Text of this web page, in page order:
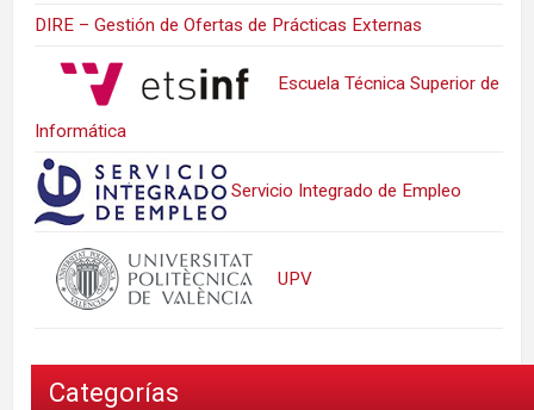
DIRE – Gestión de Ofertas de Prácticas Externas
Escuela Técnica Superior de
Informática
Servicio Integrado de Empleo
UPV
Categorías